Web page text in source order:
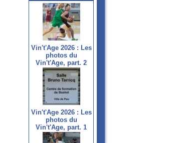
Vin't'Age 2026 : Les
photos du
Vin't'Age, part. 2
Vin't'Age 2026 : Les
photos du
Vin't'Age, part. 1